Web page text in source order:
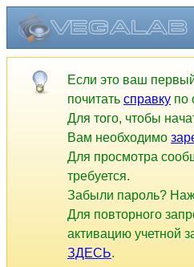
Если это ваш
почитать справку по
Для того, чтобы
Вам необходимо
Для просмотра
требуется.
Забыли пароль?
Для повторного
активацию учетной
ЗДЕСЬ.